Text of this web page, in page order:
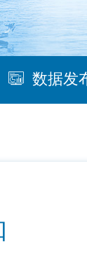
数据发